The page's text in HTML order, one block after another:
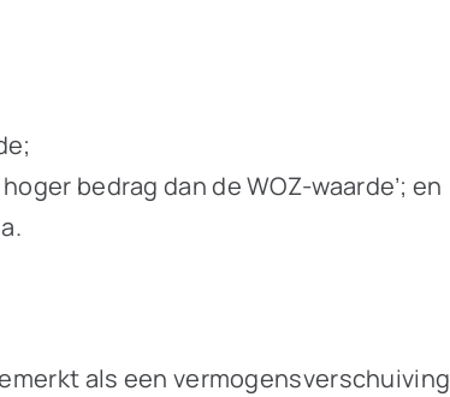
bedrag dan de WOZ-waarde’; en
als een vermogensverschuiving